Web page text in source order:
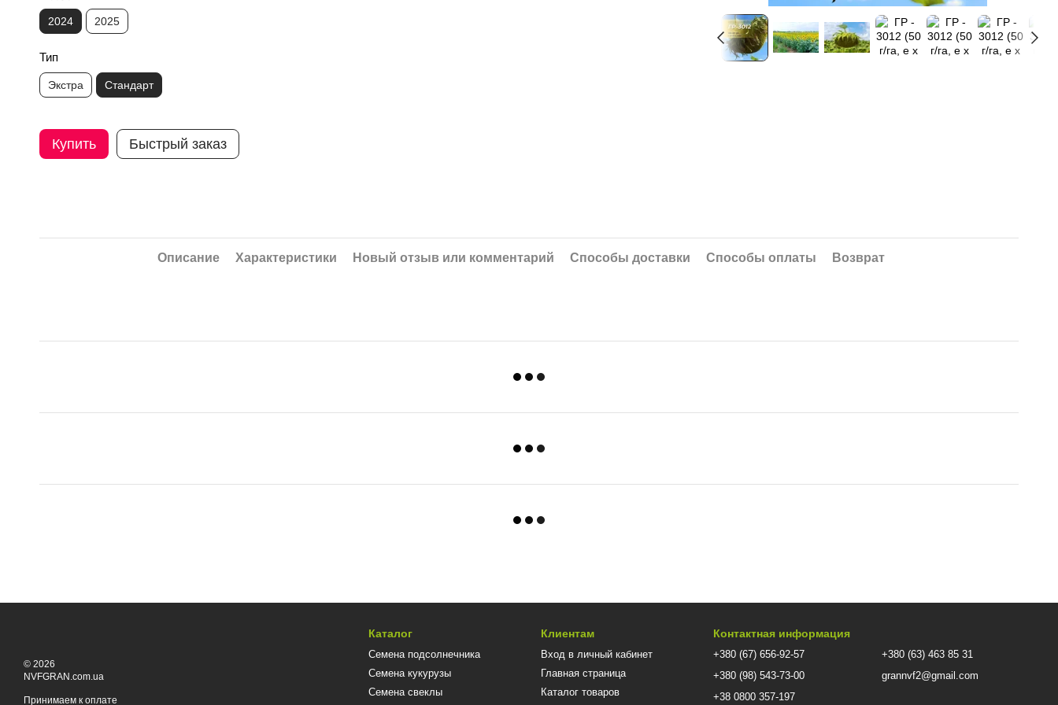
2024 2025
Тип
Экстра Стандарт
Купить Быстрый заказ
Описание Характеристики Новый отзыв или комментарий Способы доставки Способы оплаты Возврат
© 2026
NVFGRAN.com.ua
Принимаем к оплате
Каталог
Семена подсолнечника
Семена кукурузы
Семена свеклы
Клиентам
Вход в личный кабинет
Главная страница
Каталог товаров
Контактная информация
+380 (67) 656-92-57
+380 (98) 543-73-00
+38 0800 357-197
+380 (63) 463 85 31
grannvf2@gmail.com